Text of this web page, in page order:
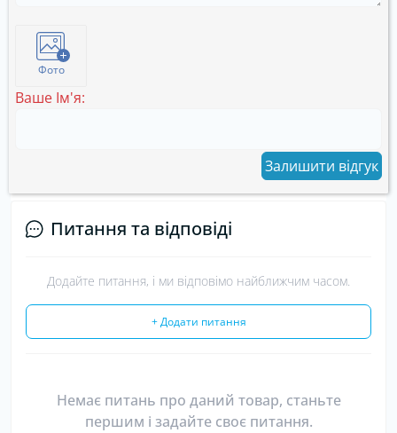
Фото
Ваше Ім'я:
Залишити відгук
Питання та відповіді
Додайте питання, і ми відповімо найближчим часом.
+ Додати питання
Немає питань про даний товар, станьте
першим і задайте своє питання.